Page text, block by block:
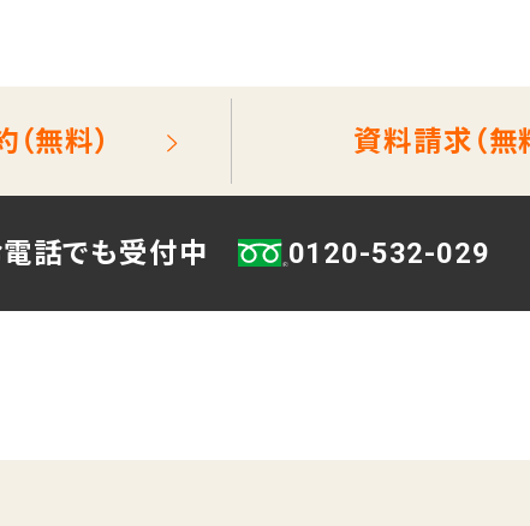
無料） 資料請求（無
電話でも受付中 0120-532-029